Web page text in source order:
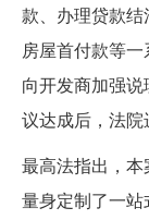
款、办理贷款
房屋首付款等
向开发商加强
议达成后，法院
最高法指出，
量身定制了一